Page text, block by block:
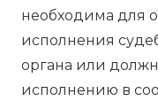
необходима для
исполнения
органа или
исполнению в